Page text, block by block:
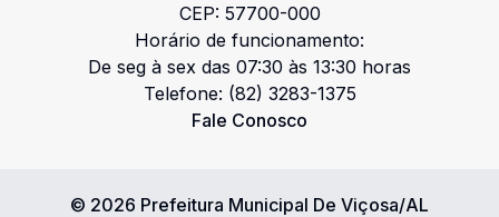
CEP: 57700-000
Horário de funcionamento:
De seg à sex das 07:30 às 13:30 horas
Telefone: (82) 3283-1375
Fale Conosco
© 2026 Prefeitura Municipal De Viçosa/AL